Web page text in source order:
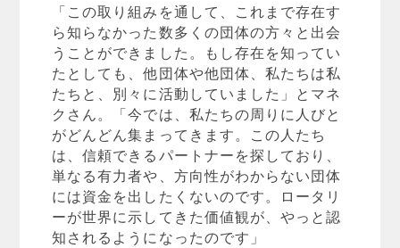
「この取り組みを通して、これまで存在す
ら知らなかった数多くの団体の方々と出会
うことができました。もし存在を知ってい
たとしても、他団体や他団体、私たちは私
たちと、別々に活動していました」とマネ
クさん。「今では、私たちの周りに人びと
がどんどん集まってきます。この人たち
は、信頼できるパートナーを探しており、
単なる有力者や、方向性がわからない団体
には資金を出したくないのです。ロータリ
ーが世界に示してきた価値観が、やっと認
知されるようになったのです」